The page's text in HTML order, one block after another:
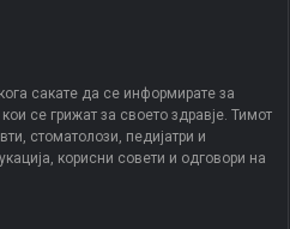
сакате да се информирате за
се грижат за своето здравје. Тимот
стоматолози, педијатри и
корисни совети и одговори на